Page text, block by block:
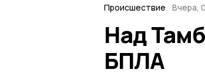
Происшествие Вчера,
Над
БПЛА